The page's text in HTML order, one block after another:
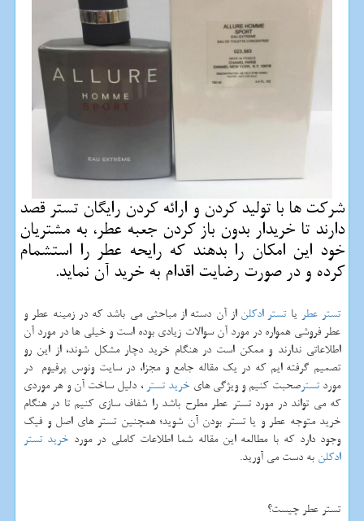
شركت ها با تولید كردن و ارائه كردن رایگان تستر قصد
دارند تا خریدار بدون باز كردن جعبه عطر، به مشتریان
خود این امكان را بدهند كه رایحه عطر را استشمام
كرده و در صورت رضایت اقدام به خرید آن نماید.
تستر عطر یاتستر ادکلن از آن دسته از مباحثی می باشد که در زمینه عطر و
عطر فروشی همواره در مورد آن سوالات زیادی بوده است و خیلی ها در مورد آن
اطلاعاتی ندارند و ممکن است در هنگام خرید دچار مشکل شوند، از این رو
تصمیم گرفته ایم که در یک مقاله جامع و مجزا، در سایت ونوس پرفیوم در
موردتسترصحبت کنیم و ویژگی های خرید تستر، دلیل ساخت آن و هر موردی
که می تواند در مورد تستر عطر مطرح باشد را شفاف سازی کنیم تا در هنگام
خرید متوجه عطر و یا تستر بودن آن شوید؛ همچنین تستر های اصل و فیک
وجود دارد که با مطالعه این مقاله شما اطلاعات کاملی در مورد خرید تستر
ادکلن به دست می آورید.
تستر عطر چیست؟